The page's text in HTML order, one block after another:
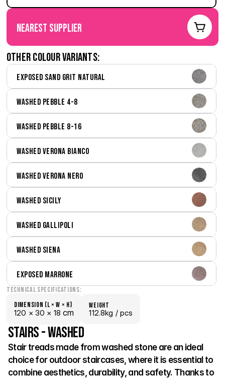
nearest supplier
Other colour variants:
Exposed Sand Grit Natural
Washed Pebble 4-8
Washed Pebble 8-16
Washed Verona Bianco
Washed Verona Nero
Washed Sicily
Washed Gallipoli
Washed Siena
Exposed Marrone
Technical Specifications:
Dimension (L × W × H)
120 × 30 × 18 cm
weight
112.8kg / pcs
Stairs - Washed
Stair treads made from washed stone are an ideal
choice for outdoor staircases, where it is essential to
combine aesthetics, durability, and safety. Thanks to